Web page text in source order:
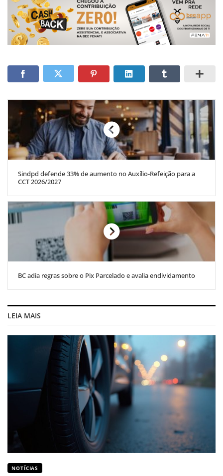
Sindpd defende 33% de aumento no Auxílio-Refeição para a
CCT 2026/2027
BC adia regras sobre o Pix Parcelado e avalia endividamento
LEIA MAIS
NOTÍCIAS